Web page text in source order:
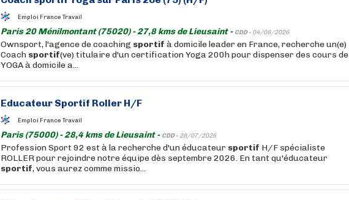
Emploi France Travail
Paris 20 Ménilmontant (75020) - 27,8 kms de Lieusaint - CDD - 04/08/2026
Ownsport, l'agence de coaching sportif à domicile leader en France, recherche un(e)
Coach sportif(ve) titulaire d'un certification Yoga 200h pour dispenser des cours de
YOGA à domicile a...
Educateur Sportif Roller H/F
Emploi France Travail
Paris (75000) - 28,4 kms de Lieusaint - CDD - 28/07/2026
Profession Sport 92 est à la recherche d'un éducateur sportif H/F spécialiste
ROLLER pour rejoindre notre équipe dès septembre 2026. En tant qu'éducateur
sportif, vous aurez comme missio...